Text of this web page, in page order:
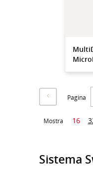
Pagina
Mostra 16
Sistema